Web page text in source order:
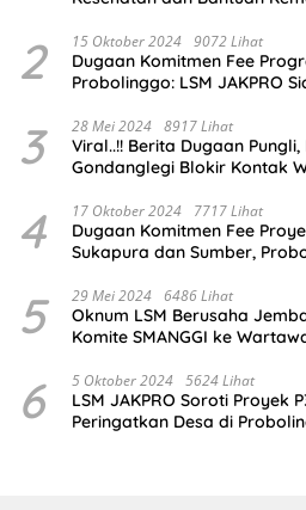
2 15 Oktober 2024 9072 Lihat
Dugaan Komitmen Fee
Probolinggo: LSM JAKPRO
3 28 Mei 2024 8917 Lihat
Viral..!! Berita Dugaan Pungli,
Gondanglegi Blokir Kontak
4 17 Oktober 2024 7717 Lihat
Dugaan Komitmen Fee
Sukapura dan Sumber,
5 29 Mei 2024 6486 Lihat
Oknum LSM Berusaha
Komite SMANGGI ke
6 5 Oktober 2024 5624 Lihat
LSM JAKPRO Soroti Proyek
Peringatkan Desa di